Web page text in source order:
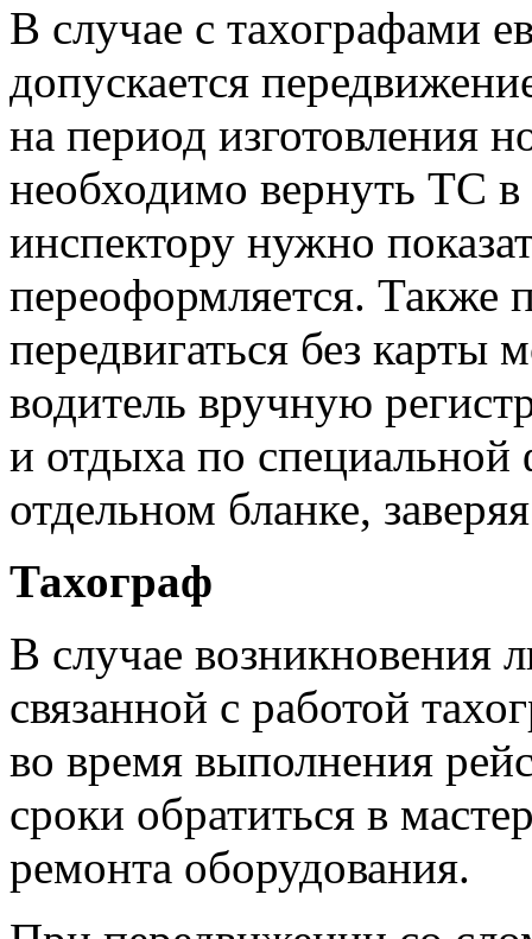
В случае с тахографами
допускается
на период изготовления
необходимо вернуть ТС
инспектору нужно
переоформляется. Также
передвигаться без
водитель вручную
и отдыха по
отдельном бланке,
Тахограф
В случае возникновения
связанной с работой
во время выполнения
сроки обратиться в
ремонта оборудования.